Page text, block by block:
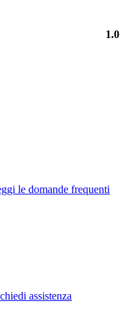
1.0
le domande frequenti
assistenza